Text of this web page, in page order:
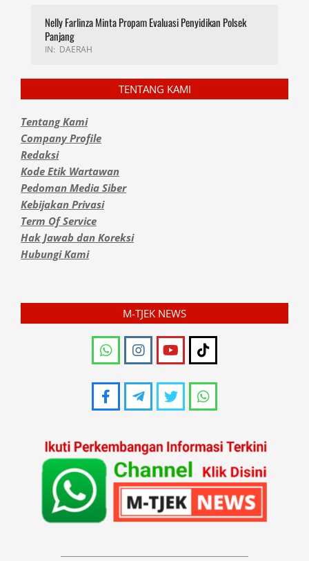
Nelly Farlinza Minta Propam Evaluasi Penyidikan Polsek
Panjang
IN: DAERAH
TENTANG KAMI
Tentang Kami
Company Profile
Redaksi
Kode Etik Wartawan
Pedoman Media Siber
Kebijakan Privasi
Term Of Service
Hak Jawab dan Koreksi
Hubungi Kami
M-TJEK NEWS